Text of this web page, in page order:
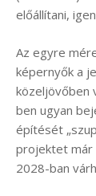
előállítani,
Az egyre
képernyők a
közeljövőben
ben ugyan
építését
projektet már
2028-ban